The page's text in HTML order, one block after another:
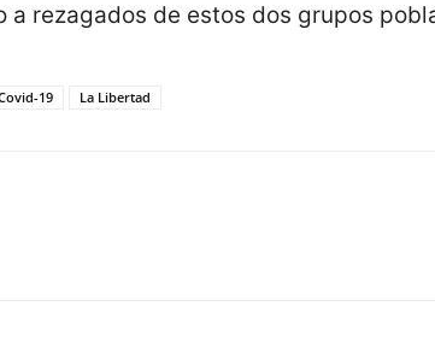
a rezagados de estos dos grupos
19 La Libertad